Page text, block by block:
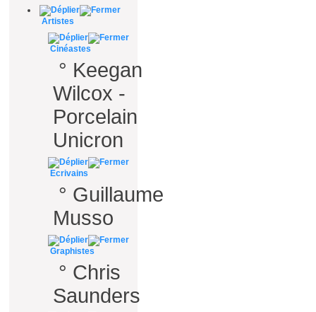
Artistes
Cinéastes
° Keegan
Wilcox -
Porcelain
Unicron
Ecrivains
° Guillaume
Musso
Graphistes
° Chris
Saunders